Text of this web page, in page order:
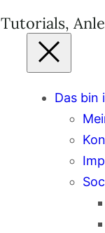
Tutorials,
Das bin